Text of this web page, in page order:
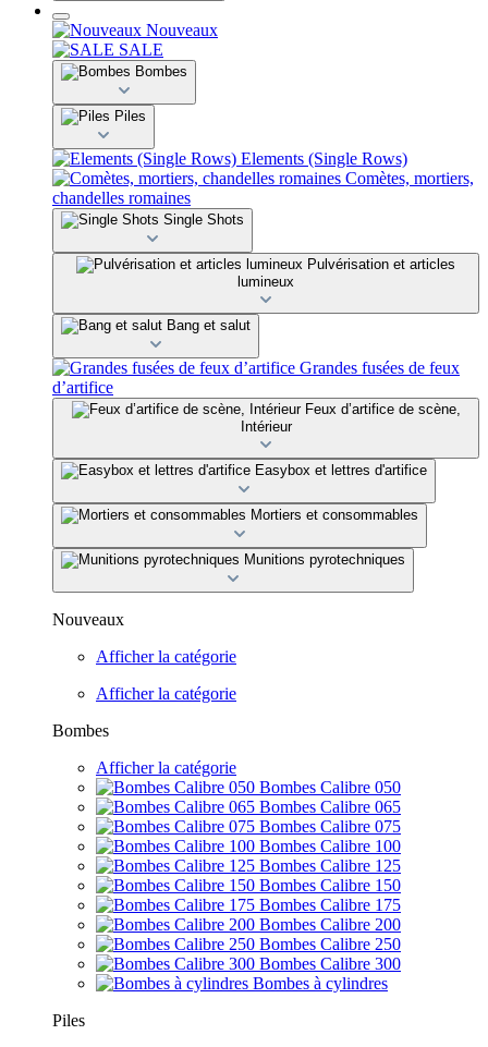
Nouveaux
SALE
Bombes
Piles
Elements (Single Rows)
Comètes, mortiers,
chandelles romaines
Single Shots
Pulvérisation et articles
lumineux
Bang et salut
Grandes fusées de feux
d’artifice
Feux d’artifice de scène,
Intérieur
Easybox et lettres d'artifice
Mortiers et consommables
Munitions pyrotechniques
Nouveaux
Afficher la catégorie
Afficher la catégorie
Bombes
Afficher la catégorie
Bombes Calibre 050
Bombes Calibre 065
Bombes Calibre 075
Bombes Calibre 100
Bombes Calibre 125
Bombes Calibre 150
Bombes Calibre 175
Bombes Calibre 200
Bombes Calibre 250
Bombes Calibre 300
Bombes à cylindres
Piles